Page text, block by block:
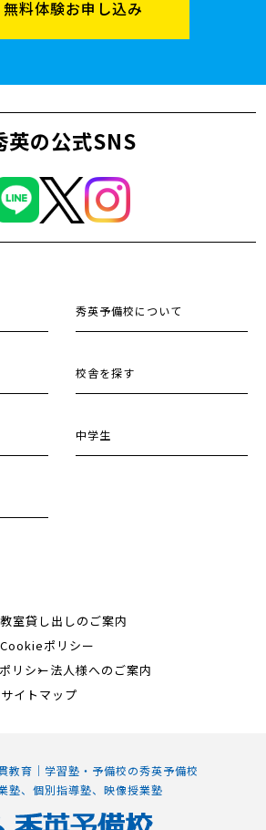
無料体験お申し込み
英の公式SNS
教育｜学習塾・予備校の秀英予備校
塾、個別指導塾、映像授業塾
秀英予備校について
校舎を探す
中学生
教室貸し出しのご案内
Cookieポリシー
リシー法人様へのご案内
サイトマップ